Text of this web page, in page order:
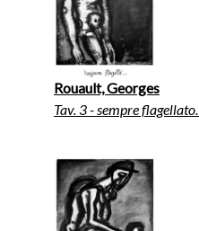
Rouault, Georges
Tav. 3 - sempre flagellato…